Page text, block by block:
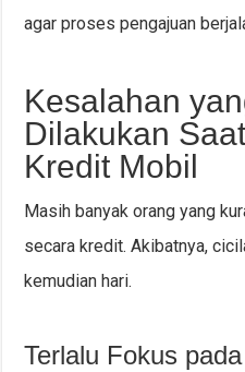
agar proses pengajuan
Kesalahan
Dilakukan
Kredit Mobil
Masih banyak orang yang
secara kredit. Akibatnya,
kemudian hari.
Terlalu Fokus